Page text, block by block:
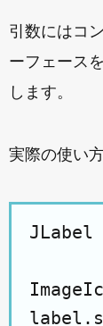
引数にはコ
ーフェース
します。
実際の使い